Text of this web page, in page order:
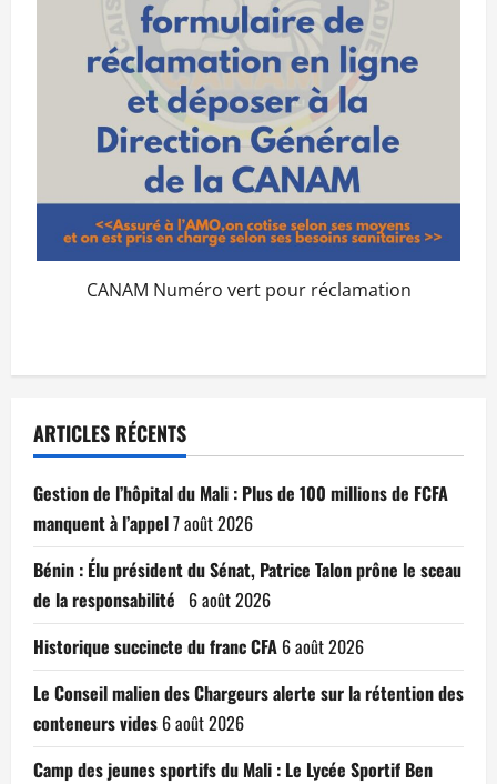
CANAM Numéro vert pour réclamation
ARTICLES RÉCENTS
Gestion de l’hôpital du Mali : Plus de 100 millions de FCFA
manquent à l’appel7 août 2026
Bénin : Élu président du Sénat, Patrice Talon prône le sceau
de la responsabilité 6 août 2026
Historique succincte du franc CFA 6 août 2026
Le Conseil malien des Chargeurs alerte sur la rétention des
conteneurs vides 6 août 2026
Camp des jeunes sportifs du Mali : Le Lycée Sportif Ben